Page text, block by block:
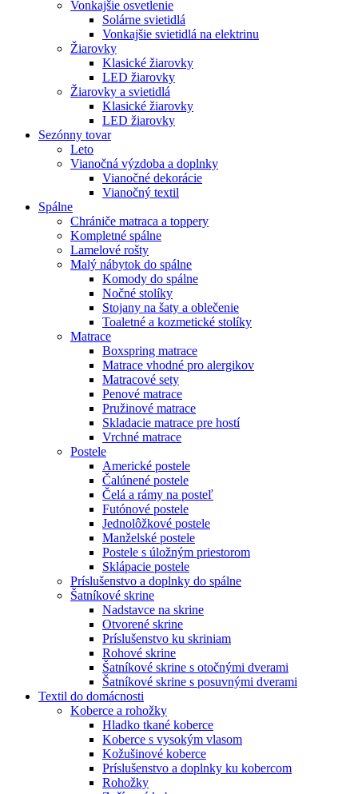
Vonkajšie osvetlenie
Solárne svietidlá
Vonkajšie svietidlá na elektrinu
Žiarovky
Klasické žiarovky
LED žiarovky
Žiarovky a svietidlá
Klasické žiarovky
LED žiarovky
Sezónny tovar
Leto
Vianočná výzdoba a doplnky
Vianočné dekorácie
Vianočný textil
Spálne
Chrániče matraca a toppery
Kompletné spálne
Lamelové rošty
Malý nábytok do spálne
Komody do spálne
Nočné stolíky
Stojany na šaty a oblečenie
Toaletné a kozmetické stolíky
Matrace
Boxspring matrace
Matrace vhodné pro alergikov
Matracové sety
Penové matrace
Pružinové matrace
Skladacie matrace pre hostí
Vrchné matrace
Postele
Americké postele
Čalúnené postele
Čelá a rámy na posteľ
Futónové postele
Jednolôžkové postele
Manželské postele
Postele s úložným priestorom
Sklápacie postele
Príslušenstvo a doplnky do spálne
Šatníkové skrine
Nadstavce na skrine
Otvorené skrine
Príslušenstvo ku skriniam
Rohové skrine
Šatníkové skrine s otočnými dverami
Šatníkové skrine s posuvnými dverami
Textil do domácnosti
Koberce a rohožky
Hladko tkané koberce
Koberce s vysokým vlasom
Kožušinové koberce
Príslušenstvo a doplnky ku kobercom
Rohožky